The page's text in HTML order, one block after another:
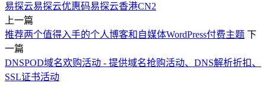
易探云易探云优惠码易探云香港CN2
上一篇
推荐两个值得入手的个人博客和自媒体WordPress付费主题 下
一篇
DNSPOD域名欢购活动 - 提供域名抢购活动、DNS解析折扣、
SSL证书活动